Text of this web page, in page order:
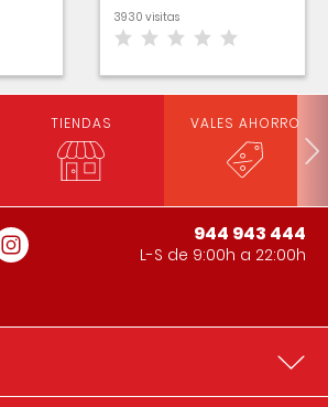
3930 visitas
TIENDAS VALES AHORRO
944 943 444
L-S de 9:00h a 22:00h